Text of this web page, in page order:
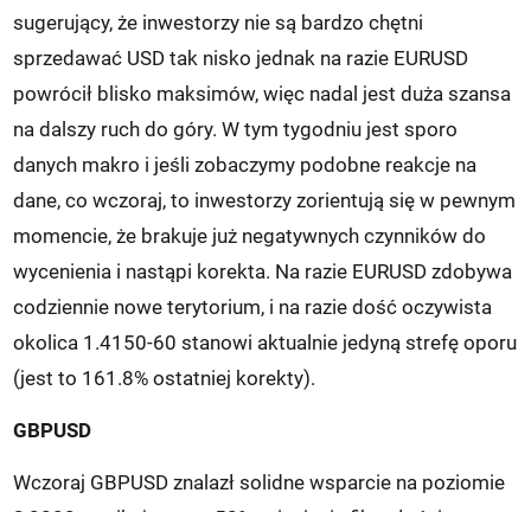
sugerujący, że inwestorzy nie są bardzo chętni
sprzedawać USD tak nisko jednak na razie EURUSD
powrócił blisko maksimów, więc nadal jest duża szansa
na dalszy ruch do góry. W tym tygodniu jest sporo
danych makro i jeśli zobaczymy podobne reakcje na
dane, co wczoraj, to inwestorzy zorientują się w pewnym
momencie, że brakuje już negatywnych czynników do
wycenienia i nastąpi korekta. Na razie EURUSD zdobywa
codziennie nowe terytorium, i na razie dość oczywista
okolica 1.4150-60 stanowi aktualnie jedyną strefę oporu
(jest to 161.8% ostatniej korekty).
GBPUSD
Wczoraj GBPUSD znalazł solidne wsparcie na poziomie